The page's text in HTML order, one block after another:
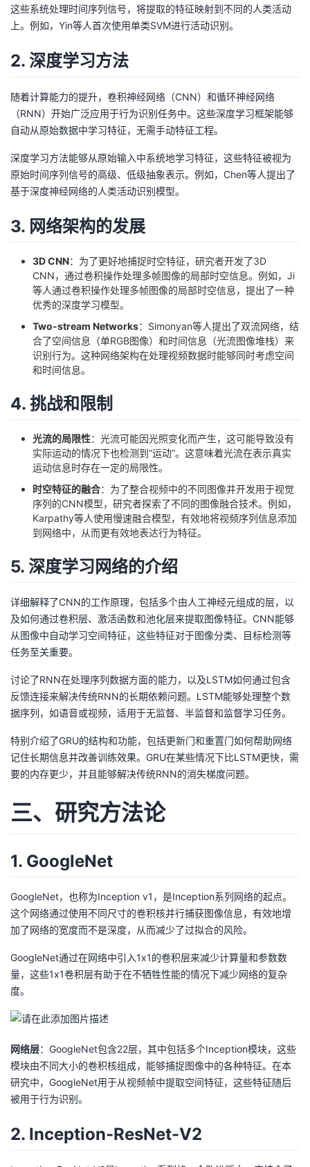
者
我
课
的
我
验
收
藏
支
的
术
我
云
议
这些系统处理时间序列信号，将提取的特征映射到不同的人类活动
上。例如，Yin等人首次使用单类SVM进行活动识别。
2. 深度学习方法
随着计算能力的提升，卷积神经网络（CNN）和循环神经网络
（RNN）开始广泛应用于行为识别任务中。这些深度学习框架能够
自动从原始数据中学习特征，无需手动特征工程。
深度学习方法能够从原始输入中系统地学习特征，这些特征被视为
原始时间序列信号的高级、低级抽象表示。例如，Chen等人提出了
基于深度神经网络的人类活动识别模型。
3. 网络架构的发展
3D CNN：为了更好地捕捉时空特征，研究者开发了3D
CNN，通过卷积操作处理多帧图像的局部时空信息。例如，Ji
等人通过卷积操作处理多帧图像的局部时空信息，提出了一种
优秀的深度学习模型。
Two-stream Networks：Simonyan等人提出了双流网络，结
合了空间信息（单RGB图像）和时间信息（光流图像堆栈）来
识别行为。这种网络架构在处理视频数据时能够同时考虑空间
和时间信息。
4. 挑战和限制
光流的局限性：光流可能因光照变化而产生，这可能导致没有
实际运动的情况下也检测到“运动”。这意味着光流在表示真实
运动信息时存在一定的局限性。
时空特征的融合：为了整合视频中的不同图像并开发用于视觉
序列的CNN模型，研究者探索了不同的图像融合技术。例如，
Karpathy等人使用慢速融合模型，有效地将视频序列信息添加
到网络中，从而更有效地表达行为特征。
5. 深度学习网络的介绍
详细解释了CNN的工作原理，包括多个由人工神经元组成的层，以
及如何通过卷积层、激活函数和池化层来提取图像特征。CNN能够
从图像中自动学习空间特征，这些特征对于图像分类、目标检测等
任务至关重要。
讨论了RNN在处理序列数据方面的能力，以及LSTM如何通过包含
反馈连接来解决传统RNN的长期依赖问题。LSTM能够处理整个数
据序列，如语音或视频，适用于无监督、半监督和监督学习任务。
特别介绍了GRU的结构和功能，包括更新门和重置门如何帮助网络
记住长期信息并改善训练效果。GRU在某些情况下比LSTM更快，需
要的内存更少，并且能够解决传统RNN的消失梯度问题。
三、研究方法论
1. GoogleNet
GoogleNet，也称为Inception v1，是Inception系列网络的起点。
这个网络通过使用不同尺寸的卷积核并行捕获图像信息，有效地增
加了网络的宽度而不是深度，从而减少了过拟合的风险。
GoogleNet通过在网络中引入1x1的卷积层来减少计算量和参数数
量，这些1x1卷积层有助于在不牺牲性能的情况下减少网络的复杂
度。
网络层：GoogleNet包含22层，其中包括多个Inception模块，这些
模块由不同大小的卷积核组成，能够捕捉图像中的各种特征。在本
研究中，GoogleNet用于从视频帧中提取空间特征，这些特征随后
被用于行为识别。
2. Inception-ResNet-V2